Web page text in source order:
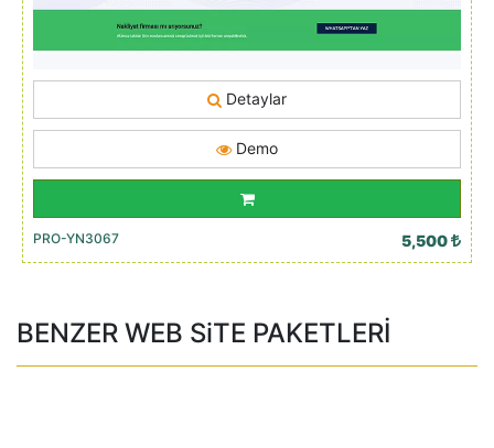
Detaylar
Demo
PRO-YN3067 5,500
BENZER WEB SiTE PAKETLERİ